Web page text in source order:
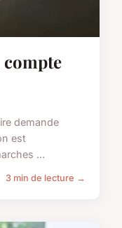
demande
est
...
3 min de lecture →